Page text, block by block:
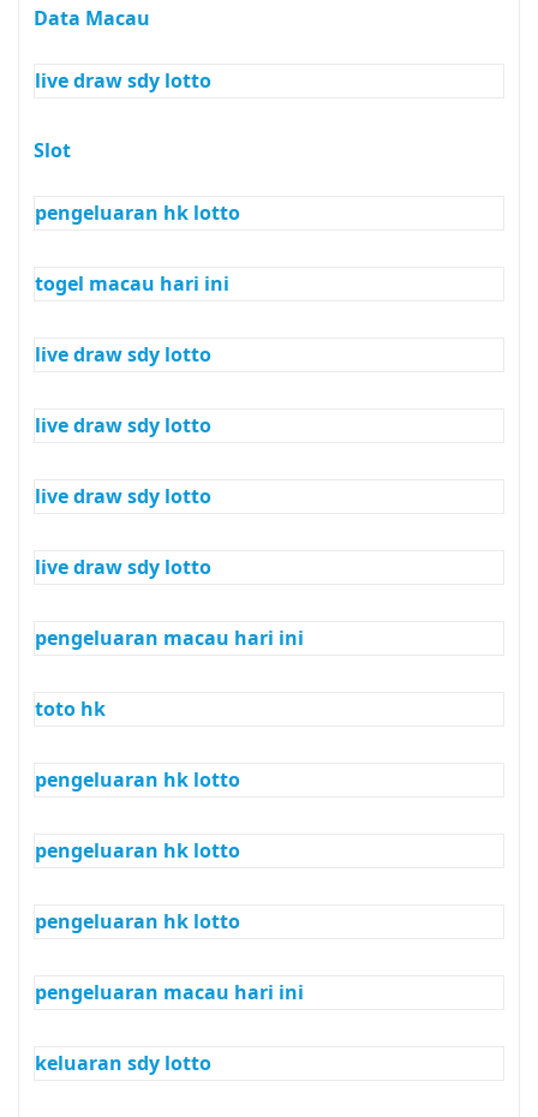
Data Macau
live draw sdy lotto
Slot
pengeluaran hk lotto
togel macau hari ini
live draw sdy lotto
live draw sdy lotto
live draw sdy lotto
live draw sdy lotto
pengeluaran macau hari ini
toto hk
pengeluaran hk lotto
pengeluaran hk lotto
pengeluaran hk lotto
pengeluaran macau hari ini
keluaran sdy lotto